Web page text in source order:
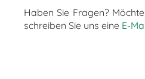
Haben Sie Fragen?
schreiben Sie uns eine E-